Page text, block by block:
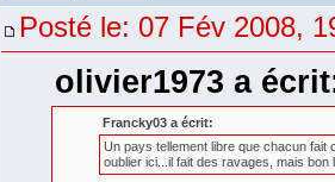
Posté le: 07 Fév 2008,
olivier1973 a
Francky03 a écrit:
Un pays tellement libre que chacun fait
oublier ici...il fait des ravages, mais